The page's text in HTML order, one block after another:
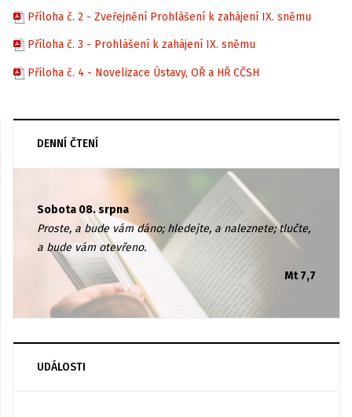
Příloha č. 2 - Zveřejnění Prohlášení k zahájení IX. sněmu
Příloha č. 3 - Prohlášení k zahájení IX. sněmu
Příloha č. 4 - Novelizace Ústavy, OŘ a HŘ CČSH
DENNÍ ČTENÍ
Sobota 08. srpna
Proste, a bude vám dáno; hledejte, a naleznete; tlučte,
a bude vám otevřeno.
Mt 7,7
UDÁLOSTI